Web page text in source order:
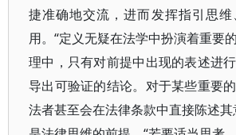
捷准确地交流，进而发挥指引思
用。“定义无疑在法学中扮演着重要
理中，只有对前提中出现的表述进
导出可验证的结论。对于某些重要
法者甚至会在法律条款中直接陈述其